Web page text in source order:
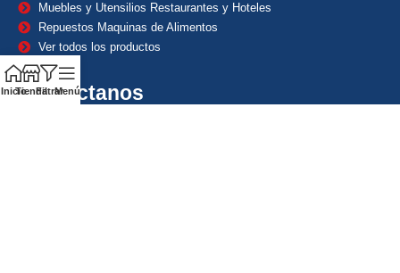
Muebles y Utensilios Restaurantes y Hoteles
Repuestos Maquinas de Alimentos
Ver todos los productos
Contáctanos
InicioTiendaFiltrarMenú